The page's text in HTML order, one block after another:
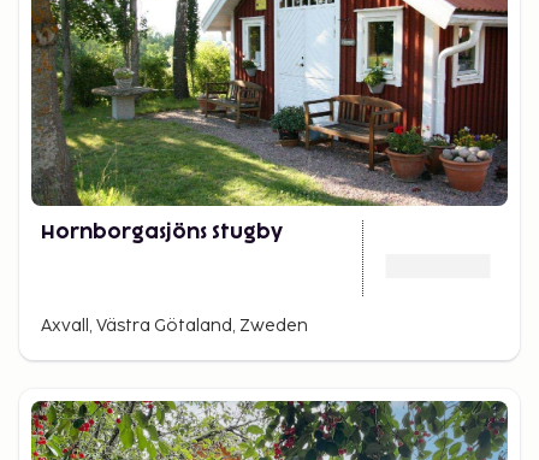
Hornborgasjöns Stugby
Axvall, Västra Götaland, Zweden